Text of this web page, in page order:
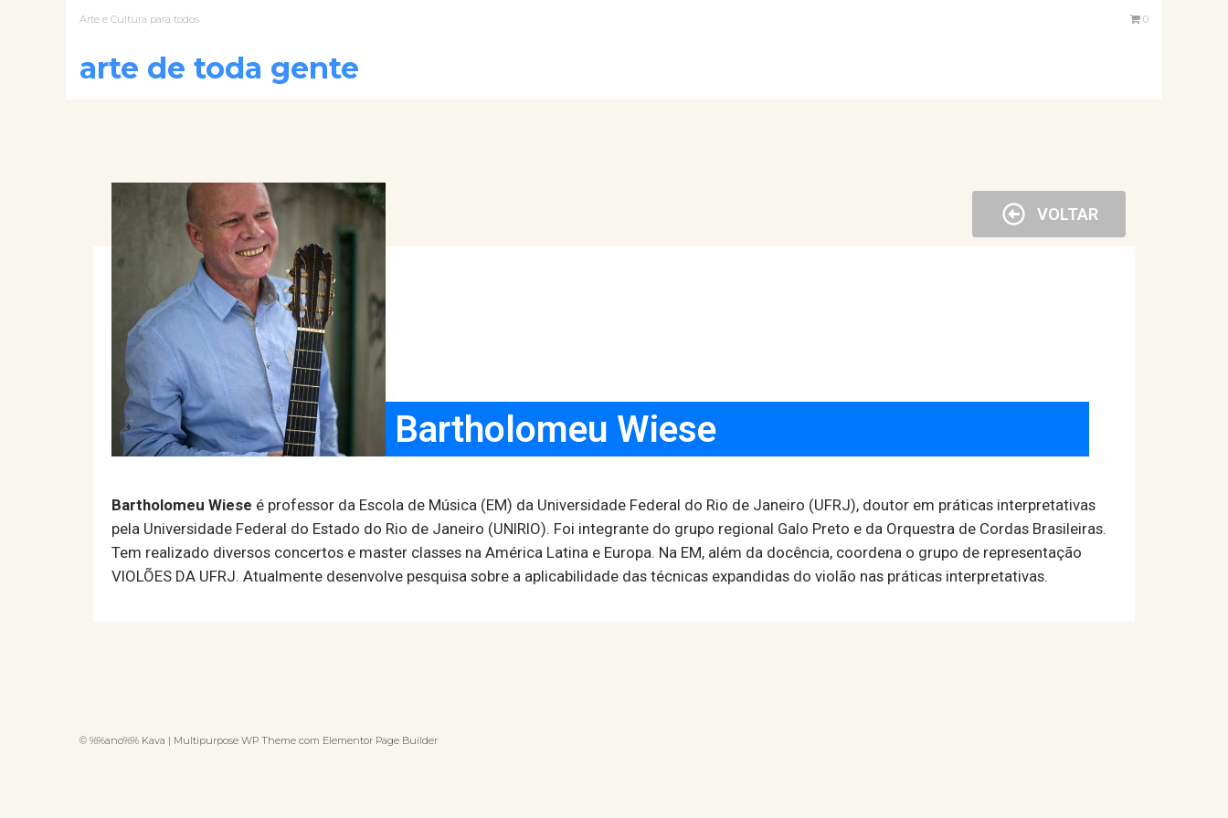
Arte e Cultura para todos 0
arte de toda gente
VOLTAR
Bartholomeu Wiese
Bartholomeu Wiese é professor da Escola de Música (EM) da Universidade Federal do Rio de Janeiro (UFRJ), doutor em práticas interpretativas
pela Universidade Federal do Estado do Rio de Janeiro (UNIRIO). Foi integrante do grupo regional Galo Preto e da Orquestra de Cordas Brasileiras.
Tem realizado diversos concertos e master classes na América Latina e Europa. Na EM, além da docência, coordena o grupo de representação
VIOLÕES DA UFRJ. Atualmente desenvolve pesquisa sobre a aplicabilidade das técnicas expandidas do violão nas práticas interpretativas.
© %%ano%% Kava | Multipurpose WP Theme com Elementor Page Builder